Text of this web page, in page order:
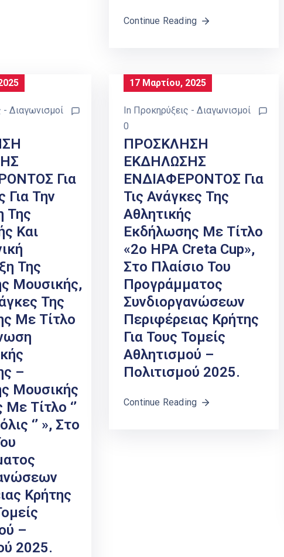
Continue Reading
- Διαγωνισμοί
Για
Για Την
Της
Και
Της
Μουσικής,
Της
Με Τίτλο
–
Μουσικής
Τίτλο ‘’
‘’ », Στο
Κρήτης
–
2025.
17 Μαρτίου, 2025
In Προκηρύξεις - Διαγωνισμοί
0
ΠΡΟΣΚΛΗΣΗ
ΕΚΔΗΛΩΣΗΣ
ΕΝΔΙΑΦΕΡΟΝΤΟΣ Για
Τις Ανάγκες Της
Αθλητικής
Εκδήλωσης Με Τίτλο
«2ο ΗΡΑ Creta Cup»,
Στο Πλαίσιο Του
Προγράμματος
Συνδιοργανώσεων
Περιφέρειας Κρήτης
Για Τους Τομείς
Αθλητισμού –
Πολιτισμού 2025.
Continue Reading